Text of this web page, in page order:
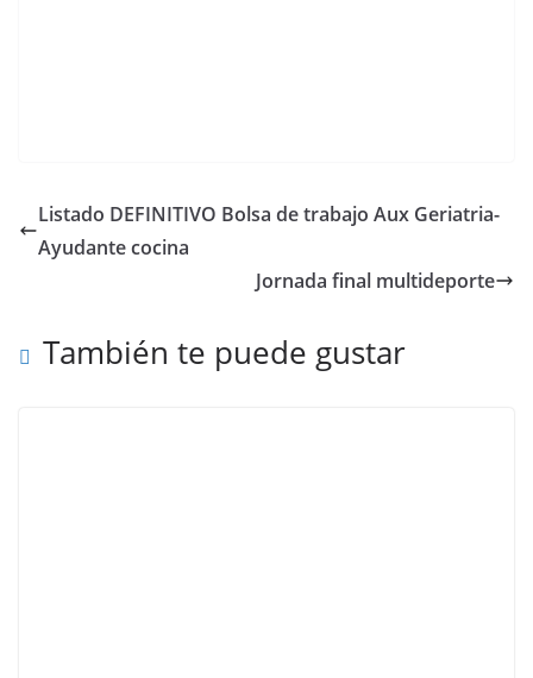
Listado DEFINITIVO Bolsa de trabajo Aux Geriatria-
Ayudante cocina
Jornada final multideporte
También te puede gustar